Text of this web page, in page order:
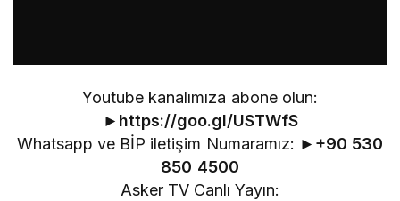
Youtube kanalımıza abone olun:
► https://goo.gl/USTWfS
Whatsapp ve BİP iletişim Numaramız: ► +90 530
850 4500
Asker TV Canlı Yayın: